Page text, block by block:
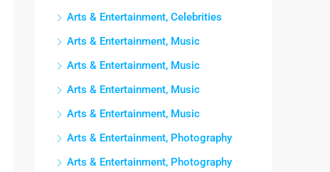
Arts & Entertainment, Celebrities
Arts & Entertainment, Music
Arts & Entertainment, Music
Arts & Entertainment, Music
Arts & Entertainment, Music
Arts & Entertainment, Photography
Arts & Entertainment, Photography